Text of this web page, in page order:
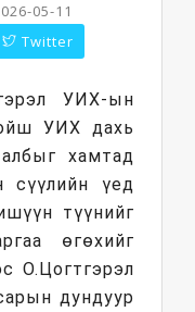
05-11
Twitter
УИХ-ын
УИХ дахь
хамтад
сүүлийн үед
түүнийг
өгөхийг
О.Цогтгэрэл
дундуур